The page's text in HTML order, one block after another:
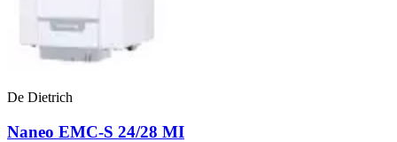
De Dietrich
Naneo EMC-S 24/28 MI